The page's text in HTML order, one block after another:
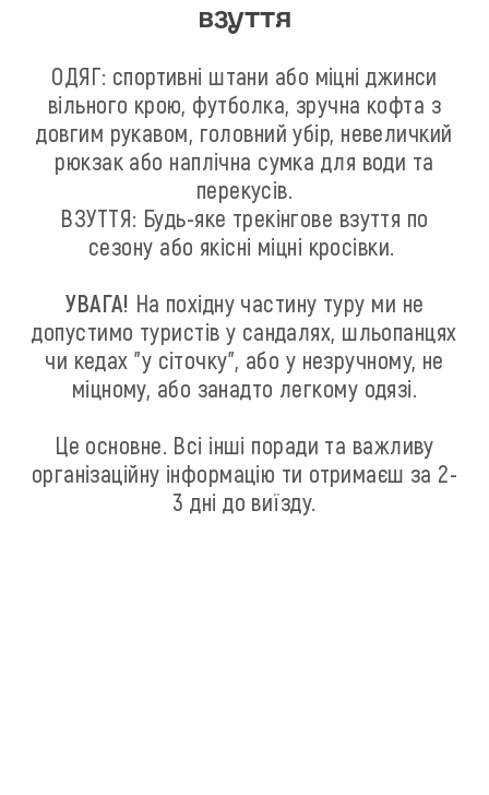
взуття
ОДЯГ: спортивні штани або міцні джинси
вільного крою, футболка, зручна кофта з
довгим рукавом, головний убір, невеличкий
рюкзак або наплічна сумка для води та
перекусів.
ВЗУТТЯ: Будь-яке трекінгове взуття по
сезону або якісні міцні кросівки.
УВАГА! На похідну частину туру ми не
допустимо туристів у сандалях, шльопанцях
чи кедах "у сіточку", або у незручному, не
міцному, або занадто легкому одязі.
Це основне. Всі інші поради та важливу
організаційну інформацію ти отримаєш за 2-
3 дні до виїзду.